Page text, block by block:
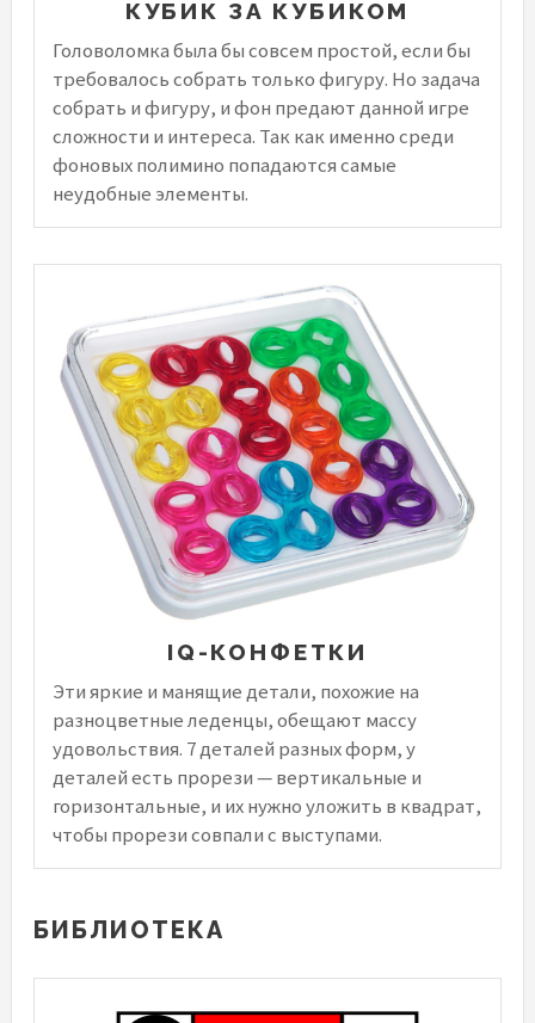
КУБИК ЗА КУБИКОМ
Головоломка была бы совсем простой, если бы
требовалось собрать только фигуру. Но задача
собрать и фигуру, и фон предают данной игре
сложности и интереса. Так как именно среди
фоновых полимино попадаются самые
неудобные элементы.
IQ-КОНФЕТКИ
Эти яркие и манящие детали, похожие на
разноцветные леденцы, обещают массу
удовольствия. 7 деталей разных форм, у
деталей есть прорези — вертикальные и
горизонтальные, и их нужно уложить в квадрат,
чтобы прорези совпали с выступами.
БИБЛИОТЕКА